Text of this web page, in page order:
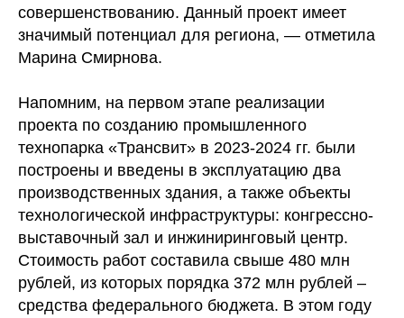
совершенствованию. Данный проект имеет
значимый потенциал для региона, — отметила
Марина Смирнова.
Напомним, на первом этапе реализации
проекта по созданию промышленного
технопарка «Трансвит» в 2023-2024 гг. были
построены и введены в эксплуатацию два
производственных здания, а также объекты
технологической инфраструктуры: конгрессно-
выставочный зал и инжиниринговый центр.
Стоимость работ составила свыше 480 млн
рублей, из которых порядка 372 млн рублей –
средства федерального бюджета. В этом году